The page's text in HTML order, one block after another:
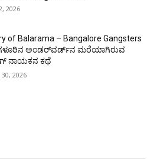
2026
of Balarama – Bangalore Gangsters
ಅಂಡರ್‌ವರ್ಡ್‌ನ ಮರೆಯಾಗಿರುವ
ನಾಯಕನ ಕಥೆ
30, 2026